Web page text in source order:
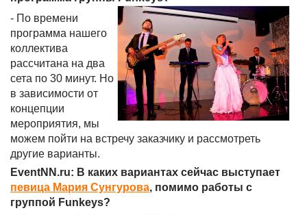
- По времени
программа нашего
коллектива
рассчитана на два
сета по 30 минут. Но
в зависимости от
концепции
мероприятия, мы
можем пойти на встречу заказчику и рассмотреть
другие варианты.
EventNN.ru: В каких вариантах сейчас выступает
певица Мария Сунгурова, помимо работы с
группой Funkeys?